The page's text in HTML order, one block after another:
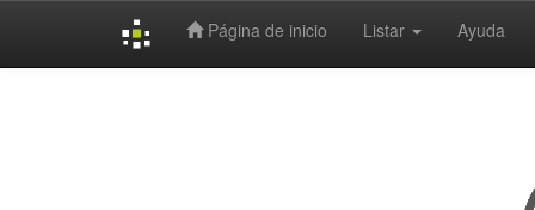
Página de inicio Listar Ayuda